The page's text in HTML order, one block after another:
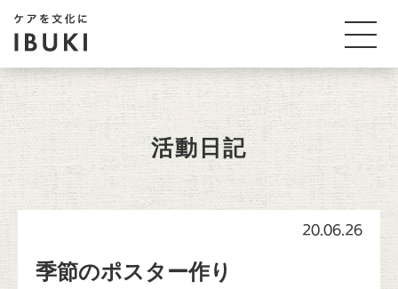
活動日記
20.06.26
季節のポスター作り